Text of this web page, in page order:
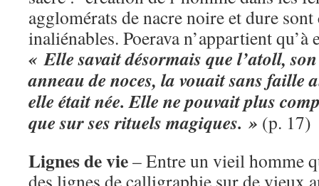
agglomérats de nacre noire et dure sont
inaliénables. Poerava n’appartient qu’à
« Elle savait désormais que l’atoll,
anneau de noces, la vouait sans faille
elle était née. Elle ne pouvait plus
que sur ses rituels magiques. » (p. 17)
Lignes de vie– Entre un vieil homme
des lignes de calligraphie sur de vieux